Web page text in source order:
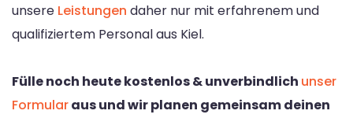
unsere Leistungen daher nur mit erfahrenem und
qualifiziertem Personal aus Kiel.
Fülle noch heute kostenlos & unverbindlich unser
Formularaus und wir planen gemeinsam deinen